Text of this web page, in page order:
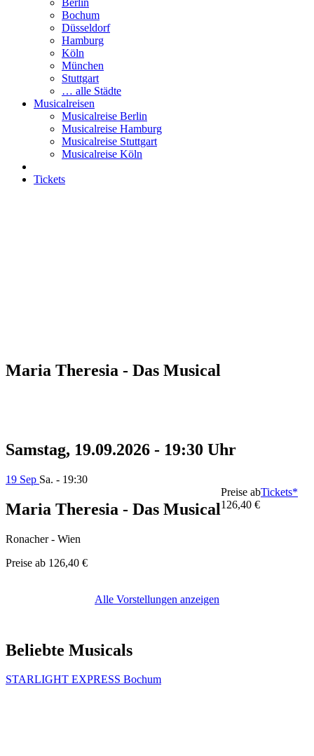
Berlin
Bochum
Düsseldorf
Hamburg
Köln
München
Stuttgart
… alle Städte
Musicalreisen
Musicalreise Berlin
Musicalreise Hamburg
Musicalreise Stuttgart
Musicalreise Köln
Tickets
Maria Theresia - Das Musical
Samstag, 19.09.2026 - 19:30 Uhr
19 Sep Sa. - 19:30
Maria Theresia - Das Musical
Ronacher - Wien
Preise ab 126,40 €
Preise ab
126,40 €
Tickets*
Alle Vorstellungen anzeigen
Beliebte Musicals
STARLIGHT EXPRESS Bochum